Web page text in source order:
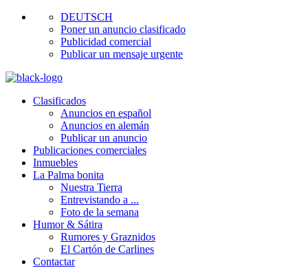
DEUTSCH
Poner un anuncio clasificado
Publicidad comercial
Publicar un mensaje urgente
Clasificados
Anuncios en español
Anuncios en alemán
Publicar un anuncio
Publicaciones comerciales
Inmuebles
La Palma bonita
Nuestra Tierra
Entrevistando a ...
Foto de la semana
Humor & Sátira
Rumores y Graznidos
El Cartón de Carlines
Contactar